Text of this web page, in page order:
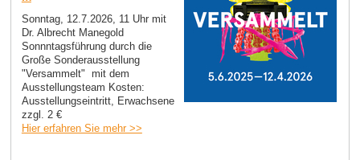
Sonntag, 12.7.2026, 11 Uhr mit
Dr. Albrecht Manegold
Sonnntagsführung durch die
Große Sonderausstellung
"Versammelt" mit dem
Ausstellungsteam Kosten:
Ausstellungseintritt, Erwachsene
zzgl. 2 €
Hier erfahren Sie mehr >>